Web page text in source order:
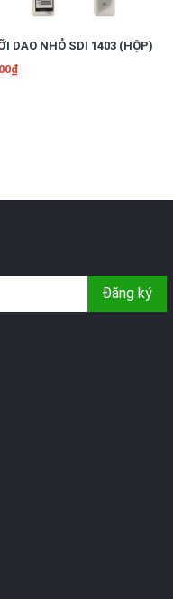
DAO NHỎ SDI 1403 (HỘP)
Đăng ký